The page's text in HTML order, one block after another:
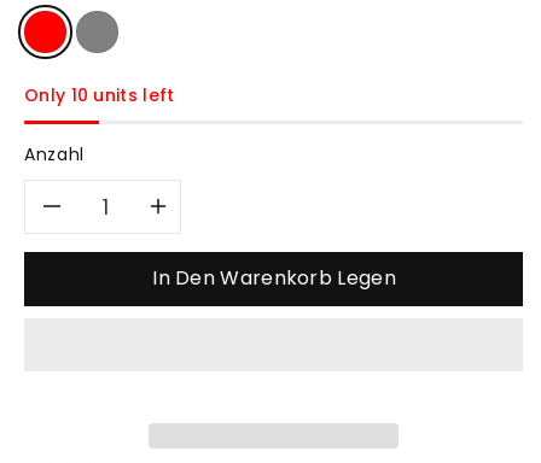
Only 10 units left
Anzahl
Verringere
Einzelner
Erhöhe
die
Einzelner
In Den Warenkorb Legen